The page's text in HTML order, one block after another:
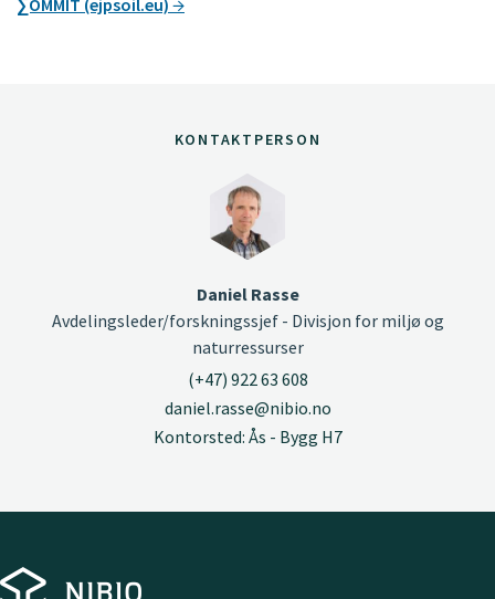
KONTAKTPERSON
Daniel Rasse
Avdelingsleder/forskningssjef - Divisjon for miljø og
naturressurser
(+47) 922 63 608
daniel.rasse@nibio.no
Kontorsted: Ås - Bygg H7